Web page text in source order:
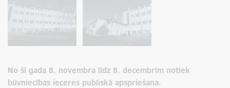
No šī gada 8. novembra līdz 8. decembrim notiek
būvniecības ieceres publiskā apspriešana.